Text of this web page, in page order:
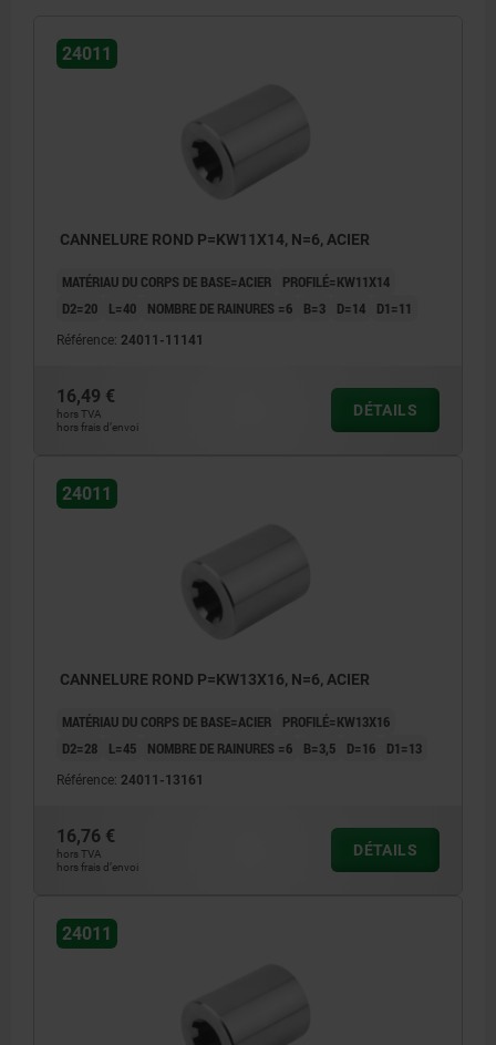
24011
CANNELURE ROND P=KW11X14, N=6, ACIER
MATÉRIAU DU CORPS DE BASE=ACIER
PROFILÉ=KW11X14
D2=20
L=40 NOMBRE DE RAINURES =6 B=3 D=14 D1=11
Référence: 24011-11141
16,49 €
hors TVA
hors frais d’envoi
DÉTAILS
24011
CANNELURE ROND P=KW13X16, N=6, ACIER
MATÉRIAU DU CORPS DE BASE=ACIER
PROFILÉ=KW13X16
D2=28
L=45 NOMBRE DE RAINURES =6 B=3,5 D=16 D1=13
Référence: 24011-13161
16,76 €
hors TVA
hors frais d’envoi
DÉTAILS
24011